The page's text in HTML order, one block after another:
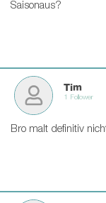
Saisonaus?
Tim
1 Follower
Bro malt definitiv